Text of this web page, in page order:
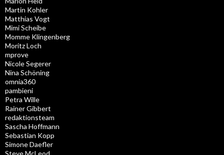
Martin Kohler
Matthias Vogt
Mimi Scheibe
Momme Klingenberg
Moritz Loch
mprove
Nicole Segerer
Nina Schöning
omnia360
pambieni
Petra Wille
Rainer Gibbert
redaktionsteam
Sascha Hoffmann
Sebastian Kopp
Simone Daefler